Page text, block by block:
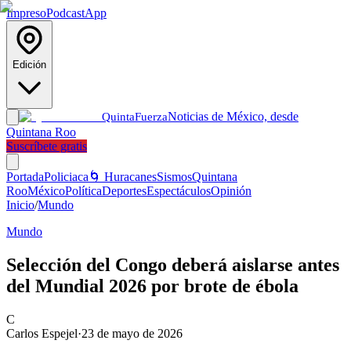
ImpresoPodcastApp
Edición
QuintaFuerzaNoticias de México, desde
Quintana Roo
Suscríbete gratis
PortadaPoliciaca 🌀 HuracanesSismosQuintana
RooMéxicoPolíticaDeportesEspectáculosOpinión
Inicio/Mundo
Mundo
Selección del Congo deberá aislarse antes
del Mundial 2026 por brote de ébola
C
Carlos Espejel·23 de mayo de 2026